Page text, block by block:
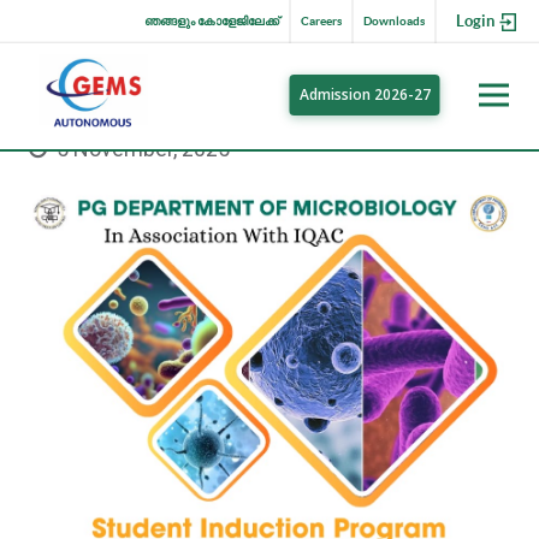
Login
Downloads
Careers
ഞങ്ങളും കോളേജിലേക്ക്
Admission 2026-27
5 November, 2025